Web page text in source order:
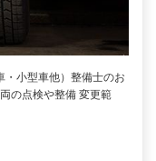
・小型車他）整備士のお
の点検や整備 変更範